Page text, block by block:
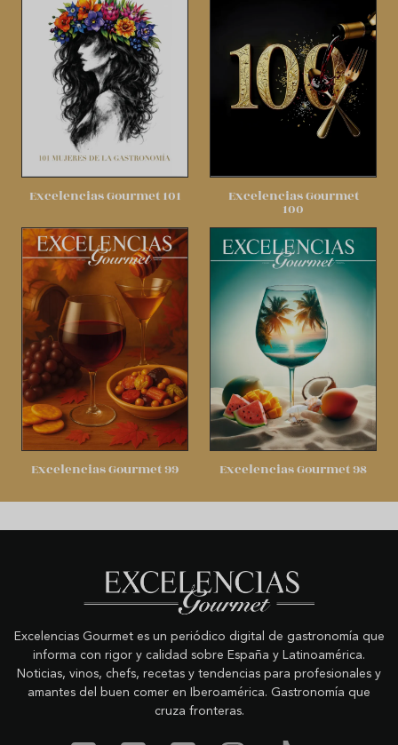
Excelencias Gourmet 101 Excelencias Gourmet
100
Excelencias Gourmet 99 Excelencias Gourmet 98
Excelencias Gourmet es un periódico digital de gastronomía que
informa con rigor y calidad sobre España y Latinoamérica.
Noticias, vinos, chefs, recetas y tendencias para profesionales y
amantes del buen comer en Iberoamérica. Gastronomía que
cruza fronteras.